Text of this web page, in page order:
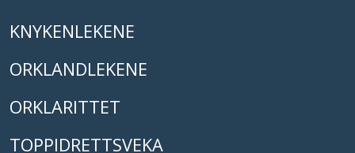
KNYKENLEKENE
ORKLANDLEKENE
ORKLARITTET
TOPPIDRETTSVEKA